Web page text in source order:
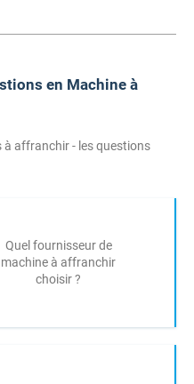
en Machine à
affranchir - les questions
Quel fournisseur de
machine à affranchir
choisir ?